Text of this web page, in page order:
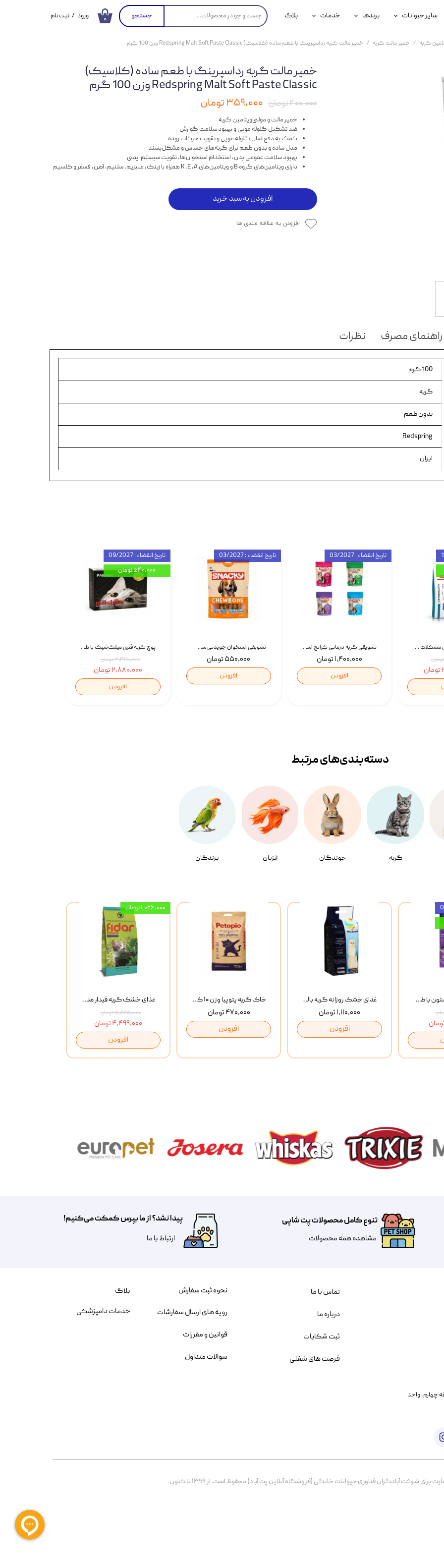
۰ جستجو
سگ
سایر حیوانات
محصولات پرندگان
برندها
جوسرا
خدمات
خدمات آنلاین دامپزشکی
بلاگ ورود / ثبت نام
گربه خمیر مالت گربه خمیر مالت گربه رداسپرینگ با طعم ساده (کلاسیک) Redspring Malt Soft Paste Classic وزن 100 گرم
خمیر مالت گربه رداسپرینگ با طعم ساده (کلاسیک)
Redspring Malt Soft Paste Classic وزن 100 گرم
۴۰۰,۰۰۰ تومان ۳۵۹,۰۰۰ تومان
خمیر مالت و مولتی‌ویتامین گربه
ضد تشکیل گلوله مویی و بهبود سلامت گوارش
کمک به دفع آسان گلوله مویی و تقویت حرکات روده
مدل ساده و بدون طعم برای گربه‌های حساس و مشکل‌پسند
بهبود سلامت عمومی بدن، استخدام استخوان‌ها، تقویت سیستم ایمنی
دارای ویتامین‌های گروه B و ویتامین‌های K ،E ،A همراه با زینک، منیزیم، سلنیم، آهن، فسفر و کلسیم
افزودن به سبد خرید
افزودن به علاقه مندی ها
راهنمای مصرف نظرات
100 گرم
گربه
بدون طعم
Redspring
ایران
پوچ گربه فنبی میلک‌شیک با طعم مرغ Faenbei Cat Milk Shake Pouch بسته 12 عددی
۳,۴۲۰,۰۰۰ تومان
۲,۸۸۰,۰۰۰ تومان
افزودن
تاریخ انقضاء : 09/2027
۵۴۰,۰۰۰ تومان
تشویقی استخوان جویدنی سگ اسنکی کرانچی با طعم مرغ Snacky Crunchy Munchy وزن 100 گرم
۵۵۰,۰۰۰ تومان
افزودن
تاریخ انقضاء : 03/2027
تشویقی گربه درمانی کرانچ اسنکی با طعم میکس Snacky Crunch Cat Treats وزن 60 گرم بسته 4 عددی
۱,۴۰۰,۰۰۰ تومان
افزودن
تاریخ انقضاء : 03/2027
غذای خشک درمانی مشکلات گوارشی سگ رویال کنین Royal Canin Hypoallergenic وزن 7 کیلوگرم | پت استوک
گربه جوندگان آبزیان پرندگان
دسته‌بندی‌‌های مرتبط
غذای خشک گربه فیدار مدل Adult وزن 10 کیلوگرم
۵,۵۲۵,۰۰۰ تومان
۴,۴۹۹,۰۰۰ تومان
افزودن
۱,۰۲۶,۰۰۰ تومان
خاک گربه پتوپیا وزن ۱۰ کیلوگرم
۴۷۰,۰۰۰ تومان
افزودن
غذای خشک روزانه گربه بالغ مفید MoFeed Adult Daily Cat Food وزن 2 کیلوگرم
۱,۱۱۰,۰۰۰ تومان
افزودن
بستنی گربه وینستون با طعم مرغ و ماهی Winstone Chicken & Fish بسته 8 عددی
تنوع کامل محصولات پت شاپی
مشاهده همه محصولات
پیدا نشد؟ از ما بپرس کمکت می‌کنیم!
​​​ارتباط با ما
خیابان بنی هاشم پلاک ۲۰۲ ، طبقه چهارم، واحد
شرکت آبادگران فناوری حیوانات خانگی (فروشگاه آنلاین پت آباد) محفوظ است. از ۱۳۹۹ تا کنون.
نحوه ثبت سفارش
رویه های ارسال سفارشات
قوانین و مقررات
سوالات متداول
تماس با ما
درباره ما
ثبت شکایات
فرصت های شغلی
بلاگ
خدمات دامپزشکی